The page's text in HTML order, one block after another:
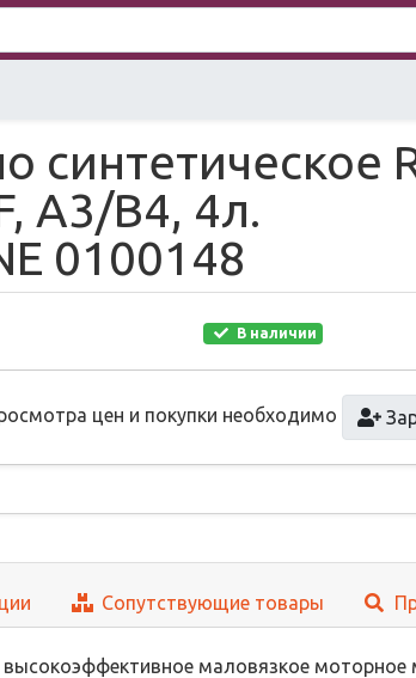
синтетическое
A3/B4, 4л.
0100148
В наличии
цен и покупки необходимо
Сопутствующие товары
высокоэффективное маловязкое моторное